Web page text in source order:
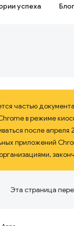
успеха Блог
частью
в режиме
после апреля
приложений
Эта страница